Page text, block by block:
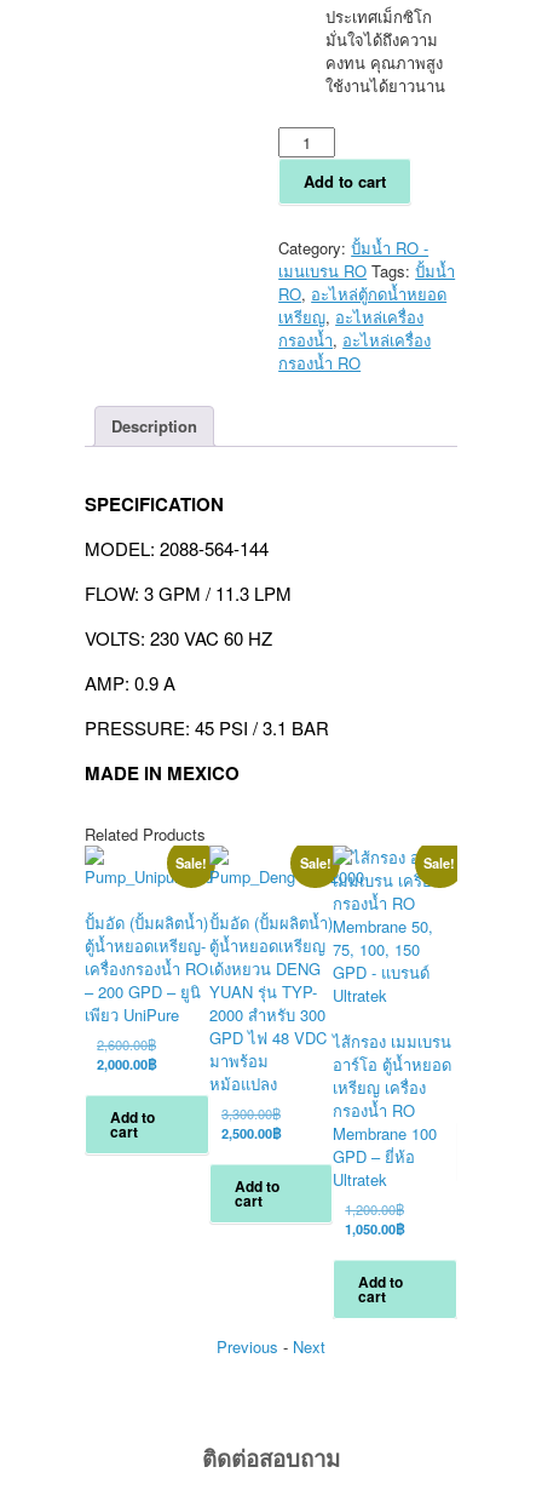
ประเทศเม็กซิโก
มั่นใจได้ถึงความ
คงทน คุณภาพสูง
ใช้งานได้ยาวนาน
ปั้ม
จ่าย
ตู้
หยอด
เหรียญ
เชอ
ร์โฟร์
SHURflo
3
quantity
Add to cart
Category:ปั้มน้ำ RO -
เมนเบรน RO Tags:ปั้มน้ำ
RO, อะไหล่ตู้กดน้ำหยอด
เหรียญ, อะไหล่เครื่อง
กรองน้ำ, อะไหล่เครื่อง
กรองน้ำ RO
Description
SPECIFICATION
MODEL: 2088-564-144
FLOW: 3 GPM / 11.3 LPM
VOLTS: 230 VAC 60 HZ
AMP: 0.9 A
PRESSURE: 45 PSI / 3.1 BAR
MADE IN MEXICO
Related Products
Sale!
ปั้มอัด (ปั้มผลิตน้ำ)
ตู้น้ำหยอดเหรียญ-
เครื่องกรองน้ำ RO
– 200 GPD – ยูนิ
เพียว UniPure
2,600.00฿
2,600.00฿.
2,000.00฿
is:
2,000.00฿.
Add to
cart
Sale!
ปั้มอัด (ปั้มผลิตน้ำ)
ตู้น้ำหยอดเหรียญ
เด้งหยวน DENG
YUAN รุ่น TYP-
2000 สำหรับ 300
GPD ไฟ 48 VDC
มาพร้อม
หม้อแปลง
3,300.00฿
3,300.00฿.
2,500.00฿
is:
2,500.00฿.
Add to
cart
Sale!
ไส้กรอง เมมเบรน
อาร์โอ ตู้น้ำหยอด
เหรียญ เครื่อง
กรองน้ำ RO
Membrane 100
GPD – ยี่ห้อ
Ultratek
1,200.00฿
1,200.00฿.
1,050.00฿
is:
Add to
cart
Previous - Next
ติดต่อสอบถาม